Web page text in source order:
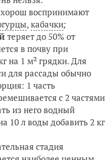
воспринимают
,кабачки;
теряет до 50% от
в почву при
на 1 м² грядки. Для
для рассады обычно
1 часть
с 2 частями
из него водный
10 л воды добавить 2 кг
стадия